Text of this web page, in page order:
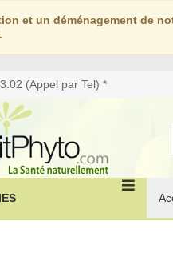
et un déménagement de
(Appel par Tel) *